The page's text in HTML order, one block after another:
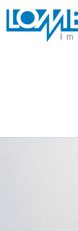
Zum
Inhalt